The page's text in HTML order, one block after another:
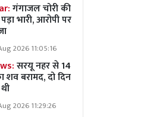
गंगाजल चोरी की
भारी, आरोपी पर
2026 11:05:16
सरयू नहर से 14
शव बरामद, दो दिन
2026 11:29:26